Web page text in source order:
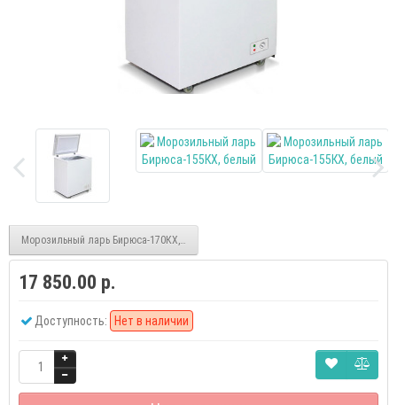
Морозильный ларь Бирюса-170КХ, белый
17 850.00 р.
Доступность: Нет в наличии